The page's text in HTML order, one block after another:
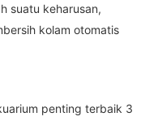
suatu keharusan,
kolam otomatis